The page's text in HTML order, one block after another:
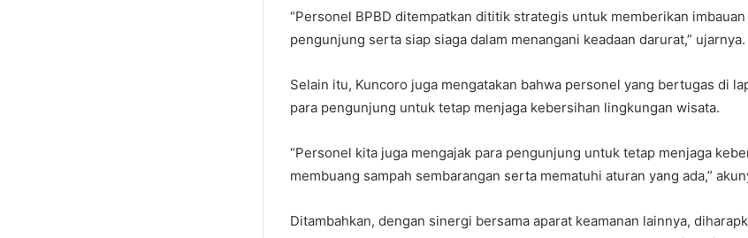
“Personel BPBD ditempatkan dititik strategis untuk memberikan
pengunjung serta siap siaga dalam menangani keadaan darurat,” ujarnya.
Selain itu, Kuncoro juga mengatakan bahwa personel yang bertugas di
para pengunjung untuk tetap menjaga kebersihan lingkungan wisata.
“Personel kita juga mengajak para pengunjung untuk tetap menjaga
membuang sampah sembarangan serta mematuhi aturan yang ada,”
Ditambahkan, dengan sinergi bersama aparat keamanan lainnya,